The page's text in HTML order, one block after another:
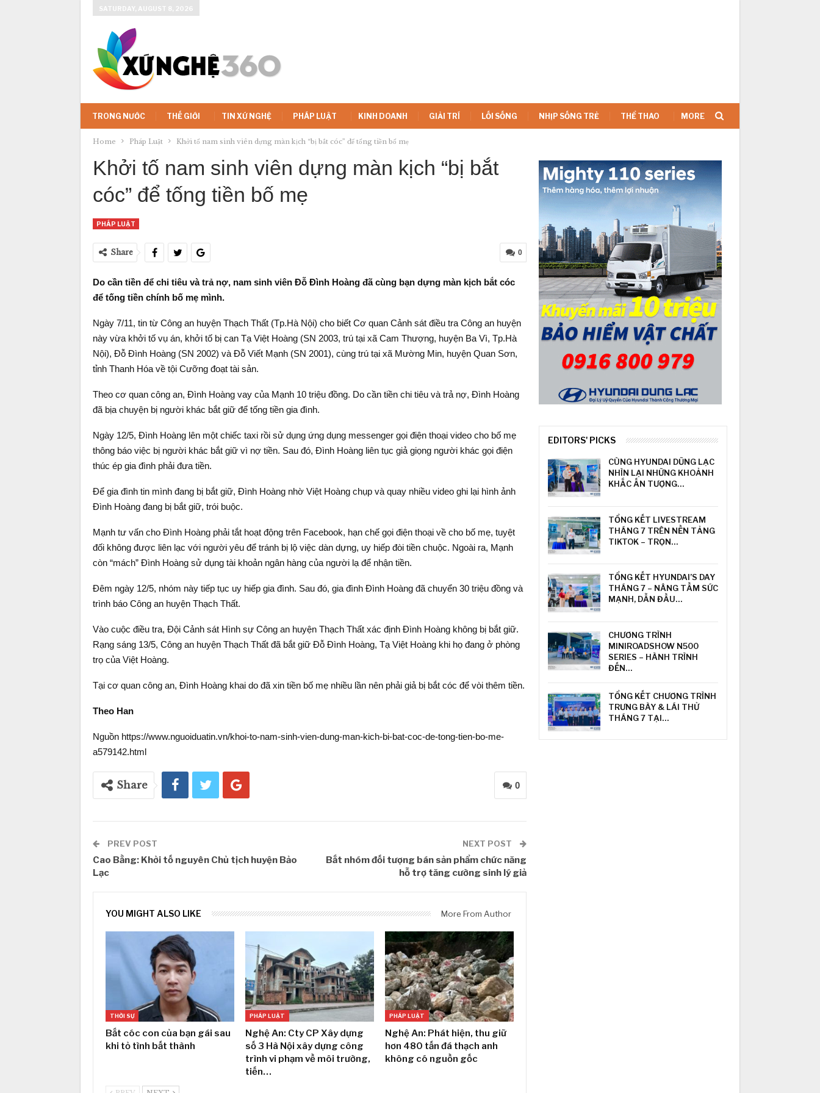
SATURDAY, AUGUST 8, 2026
TRONG NƯỚC THẾ GIỚI TIN XỨ NGHỆ PHÁP LUẬT KINH DOANH GIẢI TRÍ LỐI SỐNG NHỊP SỐNG TRẺ THỂ THAO MORE
Home Pháp Luật Khởi tố nam sinh viên dựng màn kịch “bị bắt cóc” để tống tiền bố mẹ
Khởi tố nam sinh viên dựng màn kịch “bị bắt
cóc” để tống tiền bố mẹ
PHÁP LUẬT
0
Share
Do cần tiền để chi tiêu và trả nợ, nam sinh viên Đỗ Đình Hoàng đã cùng bạn dựng màn kịch bắt cóc
để tống tiền chính bố mẹ mình.
Ngày 7/11, tin từ Công an huyện Thạch Thất (Tp.Hà Nội) cho biết Cơ quan Cảnh sát điều tra Công an huyện
này vừa khởi tố vụ án, khởi tố bị can Tạ Việt Hoàng (SN 2003, trú tại xã Cam Thượng, huyện Ba Vì, Tp.Hà
Nội), Đỗ Đình Hoàng (SN 2002) và Đỗ Viết Mạnh (SN 2001), cùng trú tại xã Mường Min, huyện Quan Sơn,
tỉnh Thanh Hóa về tội Cưỡng đoạt tài sản.
Theo cơ quan công an, Đình Hoàng vay của Mạnh 10 triệu đồng. Do cần tiền chi tiêu và trả nợ, Đình Hoàng
đã bịa chuyện bị người khác bắt giữ để tống tiền gia đình.
Ngày 12/5, Đình Hoàng lên một chiếc taxi rồi sử dụng ứng dụng messenger gọi điện thoại video cho bố mẹ
thông báo việc bị người khác bắt giữ vì nợ tiền. Sau đó, Đình Hoàng liên tục giả giọng người khác gọi điện
thúc ép gia đình phải đưa tiền.
Để gia đình tin mình đang bị bắt giữ, Đình Hoàng nhờ Việt Hoàng chụp và quay nhiều video ghi lại hình ảnh
Đình Hoàng đang bị bắt giữ, trói buộc.
Mạnh tư vấn cho Đình Hoàng phải tắt hoạt động trên Facebook, hạn chế gọi điện thoại về cho bố mẹ, tuyệt
đối không được liên lạc với người yêu để tránh bị lộ việc dàn dựng, uy hiếp đòi tiền chuộc. Ngoài ra, Mạnh
còn “mách” Đình Hoàng sử dụng tài khoản ngân hàng của người lạ để nhận tiền.
Đêm ngày 12/5, nhóm này tiếp tục uy hiếp gia đình. Sau đó, gia đình Đình Hoàng đã chuyển 30 triệu đồng và
trình báo Công an huyện Thạch Thất.
Vào cuộc điều tra, Đội Cảnh sát Hình sự Công an huyện Thạch Thất xác định Đình Hoàng không bị bắt giữ.
Rạng sáng 13/5, Công an huyện Thạch Thất đã bắt giữ Đỗ Đình Hoàng, Tạ Việt Hoàng khi họ đang ở phòng
trọ của Việt Hoàng.
Tại cơ quan công an, Đình Hoàng khai do đã xin tiền bố mẹ nhiều lần nên phải giả bị bắt cóc để vòi thêm tiền.
Theo Han
Nguồn https://www.nguoiduatin.vn/khoi-to-nam-sinh-vien-dung-man-kich-bi-bat-coc-de-tong-tien-bo-me-
a579142.html
0
Share
PREV POST
Cao Bằng: Khởi tố nguyên Chủ tịch huyện Bảo
Lạc
NEXT POST
Bắt nhóm đối tượng bán sản phẩm chức năng
hỗ trợ tăng cường sinh lý giả
YOU MIGHT ALSO LIKE More From Author
THỜI SỰ
Bắt cóc con của bạn gái sau
khi tỏ tình bất thành
PHÁP LUẬT
Nghệ An: Cty CP Xây dựng
số 3 Hà Nội xây dựng công
trình vi phạm về môi trường,
tiến…
PHÁP LUẬT
Nghệ An: Phát hiện, thu giữ
hơn 480 tấn đá thạch anh
không có nguồn gốc
EDITORS' PICKS
CÙNG HYUNDAI DŨNG LẠC
NHÌN LẠI NHỮNG KHOẢNH
KHẮC ẤN TƯỢNG…
TỔNG KẾT LIVESTREAM
THÁNG 7 TRÊN NỀN TẢNG
TIKTOK – TRỌN…
TỔNG KẾT HYUNDAI’S DAY
THÁNG 7 – NÂNG TẦM SỨC
MẠNH, DẪN ĐẦU…
CHƯƠNG TRÌNH
MINIROADSHOW N500
SERIES – HÀNH TRÌNH
ĐẾN…
TỔNG KẾT CHƯƠNG TRÌNH
TRƯNG BÀY & LÁI THỬ
THÁNG 7 TẠI…